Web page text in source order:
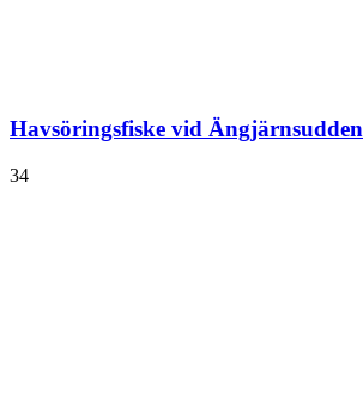
Havsöringsfiske vid Ängjärnsudden
34